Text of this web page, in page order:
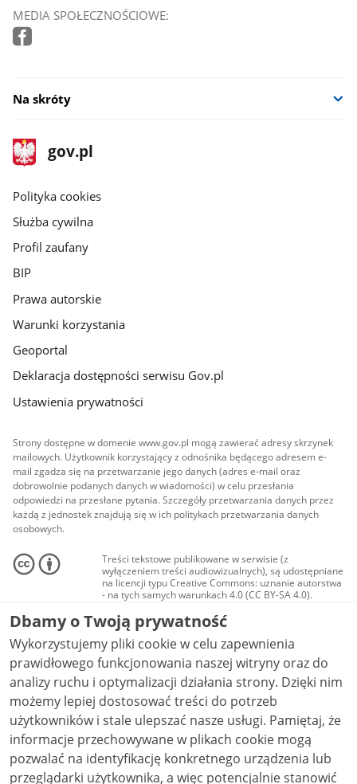
MEDIA SPOŁECZNOŚCIOWE:
Na skróty
stopka
gov.pl
Strona
gov.pl
gov.pl
Polityka cookies
Służba cywilna
Profil zaufany
BIP
Prawa autorskie
Warunki korzystania
Geoportal
Deklaracja dostępności serwisu Gov.pl
Ustawienia prywatności
Strony dostępne w domenie www.gov.pl mogą zawierać adresy skrzynek
mailowych. Użytkownik korzystający z odnośnika będącego adresem e-
mail zgadza się na przetwarzanie jego danych (adres e-mail oraz
dobrowolnie podanych danych w wiadomości) w celu przesłania
odpowiedzi na przesłane pytania. Szczegóły przetwarzania danych przez
każdą z jednostek znajdują się w ich politykach przetwarzania danych
osobowych.
Treści tekstowe publikowane w serwisie (z
wyłączeniem treści audiowizualnych), są udostępniane
na licencji typu Creative Commons: uznanie autorstwa
- na tych samych warunkach 4.0 (CC BY-SA 4.0).
Materiały audiowizualne, w tym zdjęcia, materiały
audio i wideo, są udostępniane na licencji typu
Creative Commons: uznanie autorstwa użycie
niekomercyjne - bez utworów zależnych 4.0 (CC BY-
NC-ND 4.0), o ile nie jest to stwierdzone inaczej.
Dbamy o Twoją prywatność
Wykorzystujemy pliki cookie w celu zapewnienia
prawidłowego funkcjonowania naszej witryny oraz do
analizy ruchu i optymalizacji działania strony. Dzięki nim
możemy lepiej dostosować treści do potrzeb
użytkowników i stale ulepszać nasze usługi. Pamiętaj, że
informacje przechowywane w plikach cookie mogą
pozwalać na identyfikację konkretnego urządzenia lub
przeglądarki użytkownika, a więc potencjalnie stanowić